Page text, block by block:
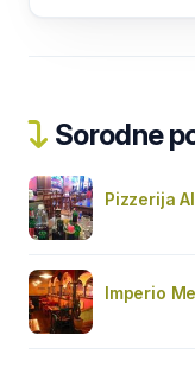
Sorodne
Pizzerija
Imperio